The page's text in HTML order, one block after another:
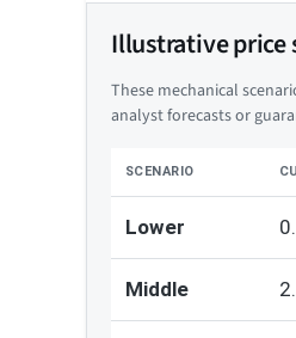
Illustrative price
These mechanical
analyst forecasts or
SCENARIO
Lower
Middle